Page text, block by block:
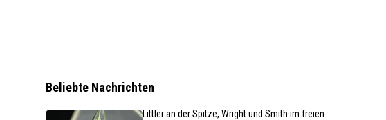
Beliebte Nachrichten
Littler an der Spitze, Wright und Smith im freien